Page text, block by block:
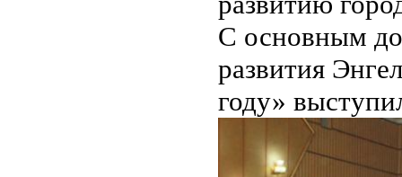
С основным
развития
году»